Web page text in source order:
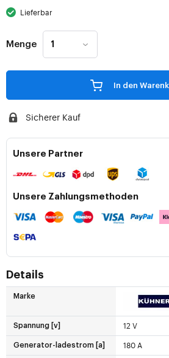
Lieferbar
Menge
In den
Sicherer Kauf
Unsere Partner
Unsere Zahlungsmethoden
Details
Marke
Spannung [v] 12 V
Generator-ladestrom [a] 180 A